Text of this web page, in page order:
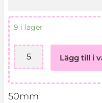
9 i lager
Blommig
0000
blommönstrad
mängd
Lägg till i
50mm